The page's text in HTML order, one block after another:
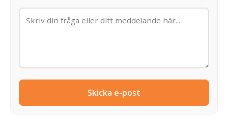
Skicka e-post